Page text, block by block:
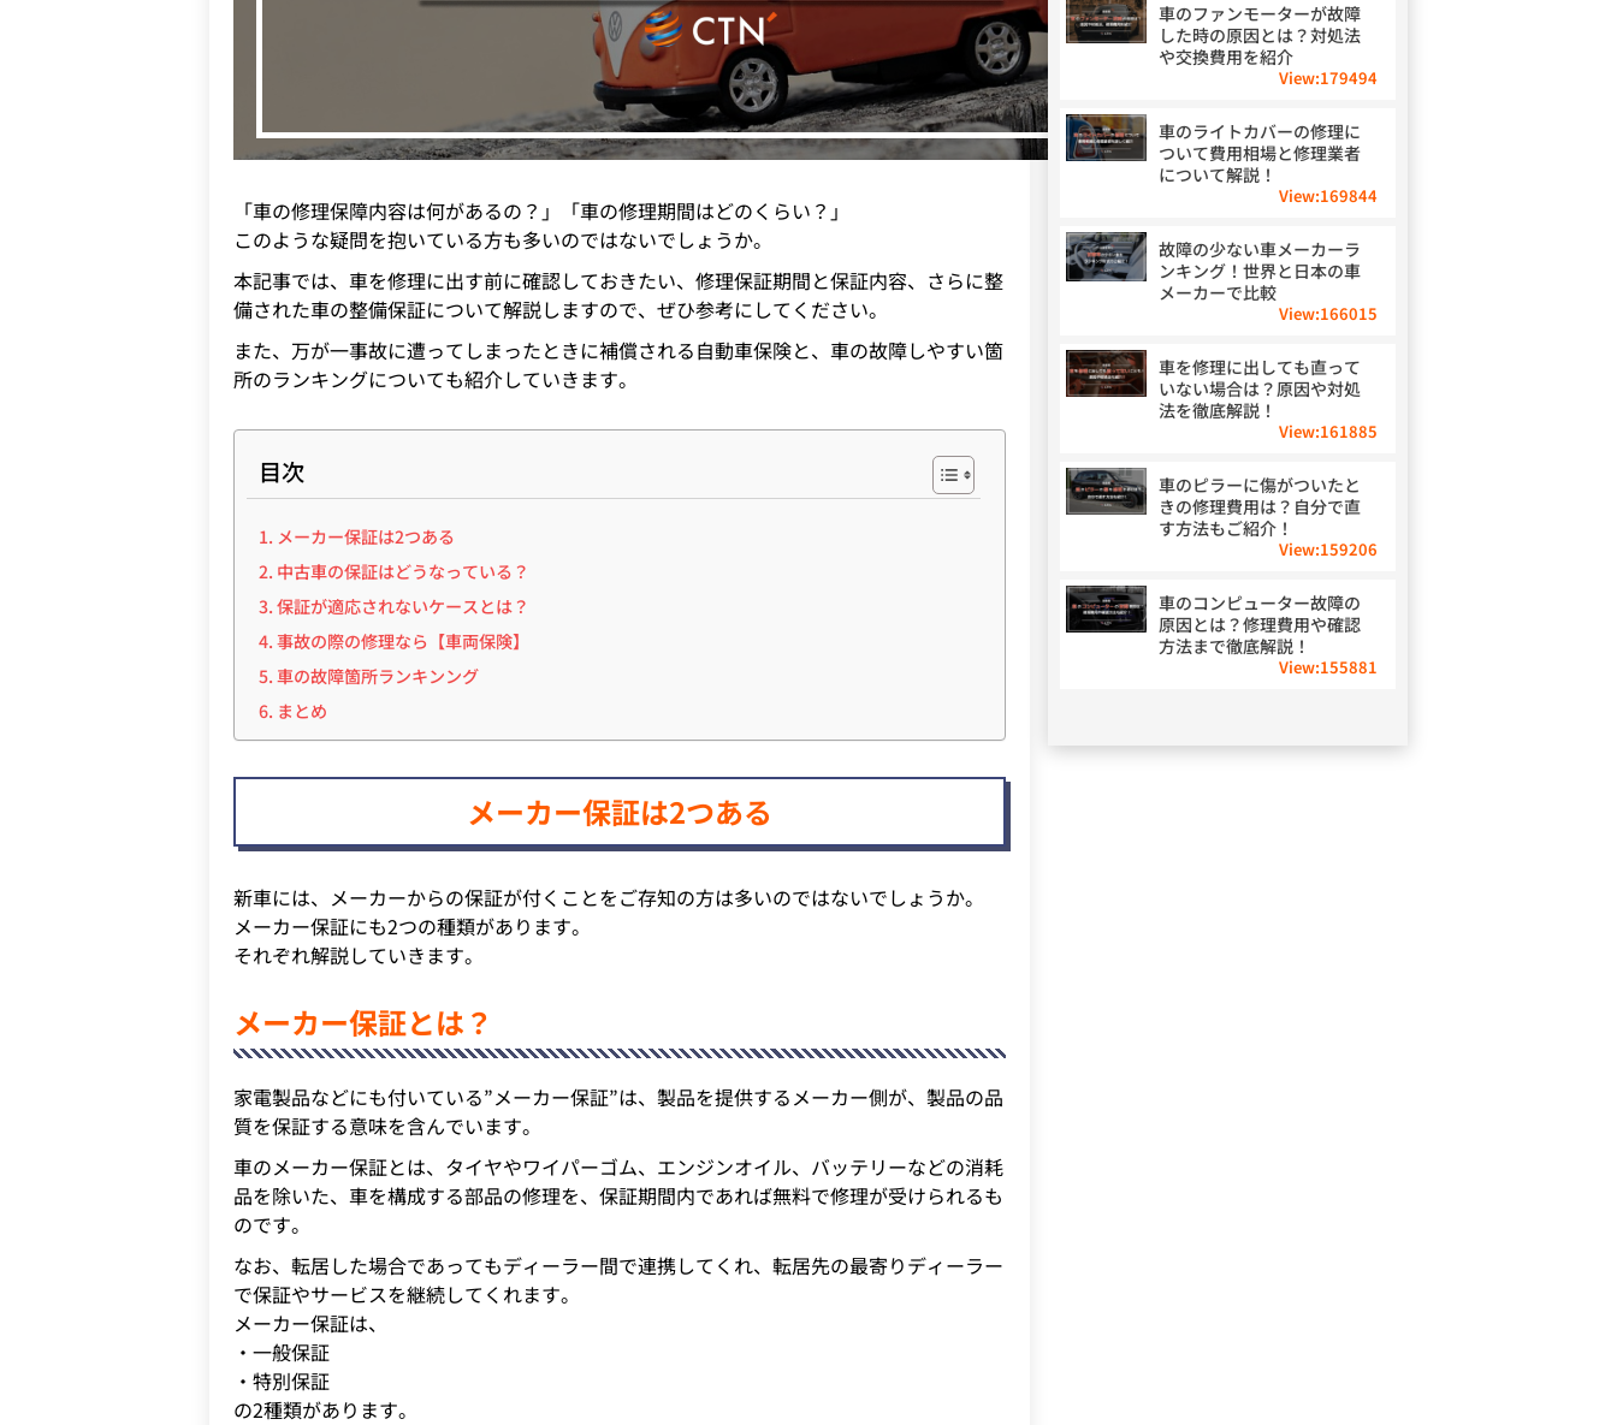
「車の修理保障内容は何があるの？」「車の修理期間はどのくらい？」
このような疑問を抱いている方も多いのではないでしょうか。
本記事では、車を修理に出す前に確認しておきたい、修理保証期間と保証内容、さらに整
備された車の整備保証について解説しますので、ぜひ参考にしてください。
また、万が一事故に遭ってしまったときに補償される自動車保険と、車の故障しやすい箇
所のランキングについても紹介していきます。
目次
メーカー保証は2つある
中古車の保証はどうなっている？
保証が適応されないケースとは？
事故の際の修理なら【車両保険】
車の故障箇所ランキンング
まとめ
メーカー保証は2つある
新車には、メーカーからの保証が付くことをご存知の方は多いのではないでしょうか。
メーカー保証にも2つの種類があります。
それぞれ解説していきます。
メーカー保証とは？
家電製品などにも付いている”メーカー保証”は、製品を提供するメーカー側が、製品の品
質を保証する意味を含んでいます。
車のメーカー保証とは、タイヤやワイパーゴム、エンジンオイル、バッテリーなどの消耗
品を除いた、車を構成する部品の修理を、保証期間内であれば無料で修理が受けられるも
のです。
なお、転居した場合であってもディーラー間で連携してくれ、転居先の最寄りディーラー
で保証やサービスを継続してくれます。
メーカー保証は、
・一般保証
・特別保証
の2種類があります。
車のファンモーターが故障
した時の原因とは？対処法
や交換費用を紹介
View:179494
車のライトカバーの修理に
ついて費用相場と修理業者
について解説！
View:169844
故障の少ない車メーカーラ
ンキング！世界と日本の車
メーカーで比較
View:166015
車を修理に出しても直って
いない場合は？原因や対処
法を徹底解説！
View:161885
車のピラーに傷がついたと
きの修理費用は？自分で直
す方法もご紹介！
View:159206
車のコンピューター故障の
原因とは？修理費用や確認
方法まで徹底解説！
View:155881